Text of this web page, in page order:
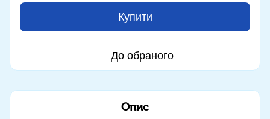
Купити
До обраного
Опис